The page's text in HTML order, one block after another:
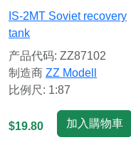
IS-2MT Soviet recovery
tank
产品代码: ZZ87102
制造商 ZZ Modell
比例尺: 1:87
$19.80 加入購物車